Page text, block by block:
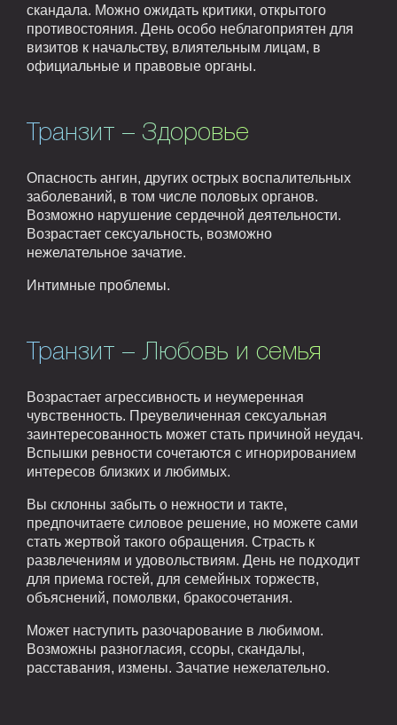
скандала. Можно ожидать критики, открытого
противостояния. День особо неблагоприятен для
визитов к начальству, влиятельным лицам, в
официальные и правовые органы.
Транзит – Здоровье
Опасность ангин, других острых воспалительных
заболеваний, в том числе половых органов.
Возможно нарушение сердечной деятельности.
Возрастает сексуальность, возможно
нежелательное зачатие.
Интимные проблемы.
Транзит – Любовь и семья
Возрастает агрессивность и неумеренная
чувственность. Преувеличенная сексуальная
заинтересованность может стать причиной неудач.
Вспышки ревности сочетаются с игнорированием
интересов близких и любимых.
Вы склонны забыть о нежности и такте,
предпочитаете силовое решение, но можете сами
стать жертвой такого обращения. Страсть к
развлечениям и удовольствиям. День не подходит
для приема гостей, для семейных торжеств,
объяснений, помолвки, бракосочетания.
Может наступить разочарование в любимом.
Возможны разногласия, ссоры, скандалы,
расставания, измены. Зачатие нежелательно.